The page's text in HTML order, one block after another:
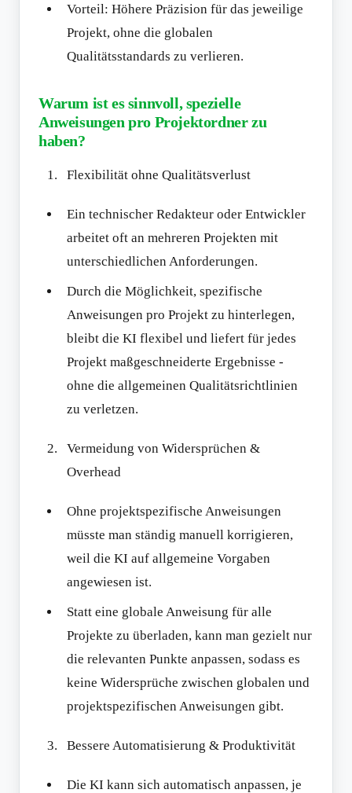
Vorteil: Höhere Präzision für das jeweilige
Projekt, ohne die globalen
Qualitätsstandards zu verlieren.
Warum ist es sinnvoll, spezielle
Anweisungen pro Projektordner zu
haben?
Flexibilität ohne Qualitätsverlust
Ein technischer Redakteur oder Entwickler
arbeitet oft an mehreren Projekten mit
unterschiedlichen Anforderungen.
Durch die Möglichkeit, spezifische
Anweisungen pro Projekt zu hinterlegen,
bleibt die KI flexibel und liefert für jedes
Projekt maßgeschneiderte Ergebnisse -
ohne die allgemeinen Qualitätsrichtlinien
zu verletzen.
Vermeidung von Widersprüchen &
Overhead
Ohne projektspezifische Anweisungen
müsste man ständig manuell korrigieren,
weil die KI auf allgemeine Vorgaben
angewiesen ist.
Statt eine globale Anweisung für alle
Projekte zu überladen, kann man gezielt nur
die relevanten Punkte anpassen, sodass es
keine Widersprüche zwischen globalen und
projektspezifischen Anweisungen gibt.
Bessere Automatisierung & Produktivität
Die KI kann sich automatisch anpassen, je